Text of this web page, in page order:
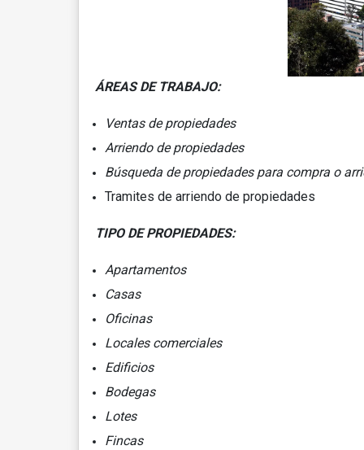
ÁREAS DE
Ventas de propiedades
Arriendo de propiedades
Búsqueda de propiedades para compra o
Tramites de arriendo de propiedades
TIPO DE PROPIEDADES:
Apartamentos
Casas
Oficinas
Locales comerciales
Edificios
Bodegas
Lotes
Fincas